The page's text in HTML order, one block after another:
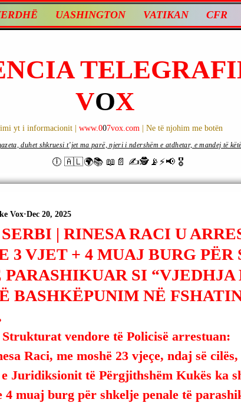
UASHINGTON VATIKAN CFR
VOX
yt i informacionit | www.007vox.com | Ne të njohim me botën
🕕 🇦🇱🌍📚 📖📄 ✍🕵️📡⚡️📢 🎖
duhet shkruesi t’jet ma parë, njeri i ndershëm e atdhetar, e mandej të
| RINESA RACI U
3 VJET + 4 MUAJ BURG PËR
SI “VJEDHJA
BASHKËPUNIM NË
Vox Dec 20, 2025
Strukturat vendore të Policisë arrestuan:
Raci, me moshë 23 vjeçe, ndaj së
e Juridiksionit të Përgjithshëm Kukës ka
4 muaj burg për shkelje penale të